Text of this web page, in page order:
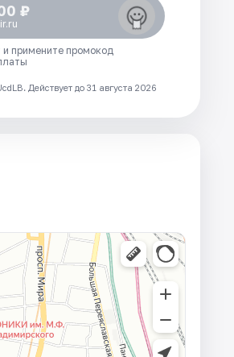
₽
примените промокод
Действует до 31 августа 2026